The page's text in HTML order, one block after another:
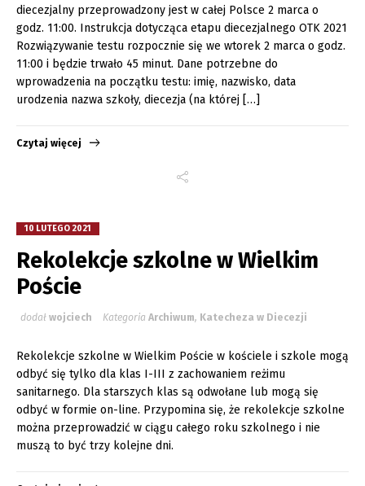
diecezjalny przeprowadzony jest w całej Polsce 2 marca o
godz. 11:00. Instrukcja dotycząca etapu diecezjalnego OTK 2021
Rozwiązywanie testu rozpocznie się we wtorek 2 marca o godz.
11:00 i będzie trwało 45 minut. Dane potrzebne do
wprowadzenia na początku testu: imię, nazwisko, data
urodzenia nazwa szkoły, diecezja (na której […]
Czytaj więcej
10 LUTEGO 2021
Rekolekcje szkolne w Wielkim
Poście
dodał wojciech Kategoria Archiwum, Katecheza w Diecezji
Rekolekcje szkolne w Wielkim Poście w kościele i szkole mogą
odbyć się tylko dla klas I-III z zachowaniem reżimu
sanitarnego. Dla starszych klas są odwołane lub mogą się
odbyć w formie on-line. Przypomina się, że rekolekcje szkolne
można przeprowadzić w ciągu całego roku szkolnego i nie
muszą to być trzy kolejne dni.